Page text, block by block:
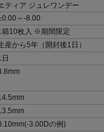
ティア ジュレワンデー
～‐8.00
箱10枚入 ※期間限定
産から5年（開封後1日）
日
3.00Dの例)